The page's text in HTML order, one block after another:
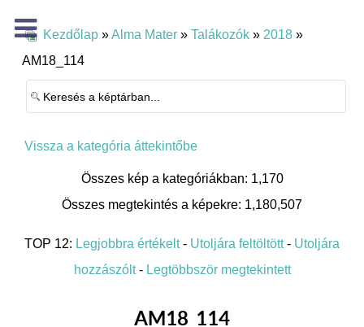
Kezdőlap »Alma Mater » Talákozók » 2018 »
AM18_114
Vissza a kategória áttekintőbe
Összes kép a kategóriákban: 1,170
Összes megtekintés a képekre: 1,180,507
TOP 12: Legjobbra értékelt- Utoljára feltöltött- Utoljára
hozzászólt- Legtöbbször megtekintett
AM18_114